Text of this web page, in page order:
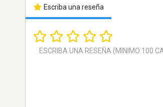
Escriba una reseña